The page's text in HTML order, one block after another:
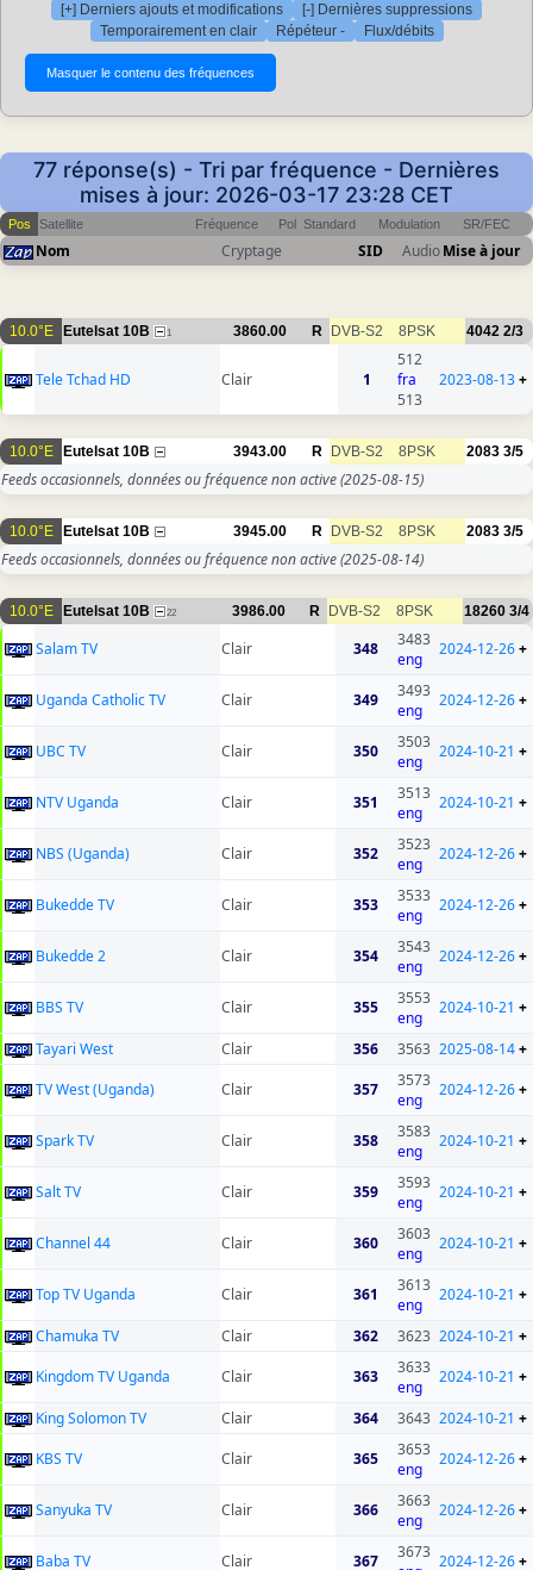
[+] Derniers ajouts et modifications
[-] Dernières suppressions
Temporairement en clair
Répéteur - Flux/débits
77 réponse(s) - Tri par fréquence - Dernières
mises à jour: 2026-03-17 23:28 CET
Pos Satellite Fréquence Pol Standard Modulation SR/FEC
Nom Cryptage SID AudioMise à jour
10.0°E Eutelsat 10B 1 3860.00 R DVB-S2 8PSK 4042 2/3
Tele Tchad HD Clair 1
512
fra
513
2023-08-13+
10.0°E Eutelsat 10B 3943.00 R DVB-S2 8PSK 2083 3/5
Feeds occasionnels, données ou fréquence non active(2025-08-15)
10.0°E Eutelsat 10B 3945.00 R DVB-S2 8PSK 2083 3/5
Feeds occasionnels, données ou fréquence non active(2025-08-14)
10.0°E Eutelsat 10B 22 3986.00 R DVB-S2 8PSK 18260 3/4
Salam TV Clair 348
3483
eng
2024-12-26+
Uganda Catholic TV Clair 349
3493
eng
2024-12-26+
UBC TV Clair 350
3503
eng
2024-10-21 +
NTV Uganda Clair 351
3513
eng
2024-10-21 +
NBS (Uganda) Clair 352
3523
eng
2024-12-26+
Bukedde TV Clair 353
3533
eng
2024-12-26+
Bukedde 2 Clair 354
3543
eng
2024-12-26+
BBS TV Clair 355
3553
eng
2024-10-21 +
Tayari West Clair 356 3563 2025-08-14+
TV West (Uganda)
Clair 357
3573
eng
2024-12-26+
Spark TV Clair 358
3583
eng
2024-10-21 +
Salt TV Clair 359
3593
eng
2024-10-21 +
Channel 44 Clair 360
3603
eng
2024-10-21 +
Top TV Uganda Clair 361
3613
eng
2024-10-21 +
Chamuka TV Clair 362 3623 2024-10-21 +
Kingdom TV Uganda
Clair 363
3633
eng
2024-10-21 +
King Solomon TV Clair 364 3643 2024-10-21 +
KBS TV
Clair 365
3653
eng
2024-12-26+
Sanyuka TV Clair 366
3663
eng
2024-12-26+
Baba TV Clair 367
3673 2024-12-26+